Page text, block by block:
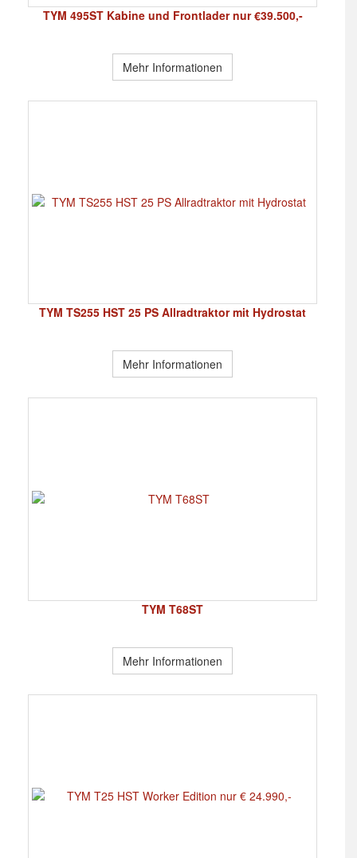
TYM 495ST Kabine und Frontlader nur €39.500,-
Mehr Informationen
TYM TS255 HST 25 PS Allradtraktor mit Hydrostat
Mehr Informationen
TYM T68ST
Mehr Informationen